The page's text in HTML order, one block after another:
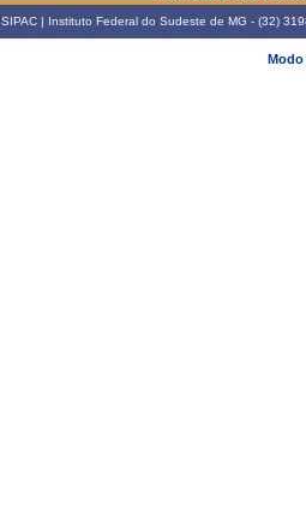
SIPAC | Instituto Federal do Sudeste de MG - (32)
Modo